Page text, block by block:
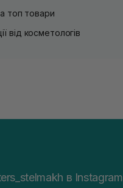
топ товари
від косметологів
в Instagram